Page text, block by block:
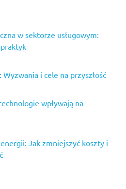
w sektorze usługowym:
i cele na przyszłość
wpływają na
Jak zmniejszyć koszty i